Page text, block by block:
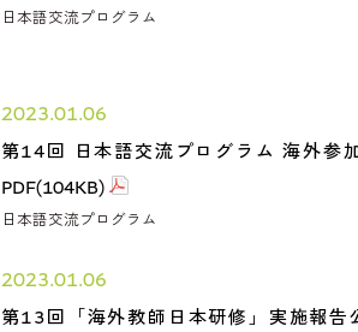
日本語交流プログラム
2023.01.06
第14回 日本語交流プログラム 海外参
PDF(104KB)
日本語交流プログラム
2023.01.06
第13回「海外教師日本研修」実施報告